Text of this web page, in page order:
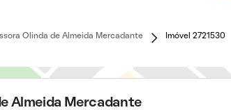
Olinda de Almeida Mercadante Imóvel 2721530
Almeida Mercadante